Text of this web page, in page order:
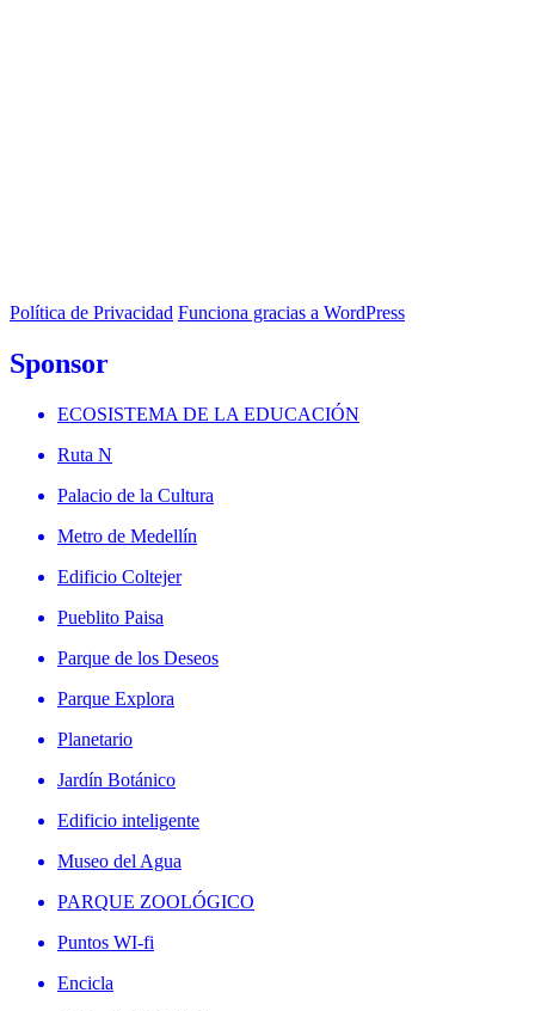
Política de Privacidad Funciona gracias a WordPress
Sponsor
ECOSISTEMA DE LA EDUCACIÓN
Ruta N
Palacio de la Cultura
Metro de Medellín
Edificio Coltejer
Pueblito Paisa
Parque de los Deseos
Parque Explora
Planetario
Jardín Botánico
Edificio inteligente
Museo del Agua
PARQUE ZOOLÓGICO
Puntos WI-fi
Encicla